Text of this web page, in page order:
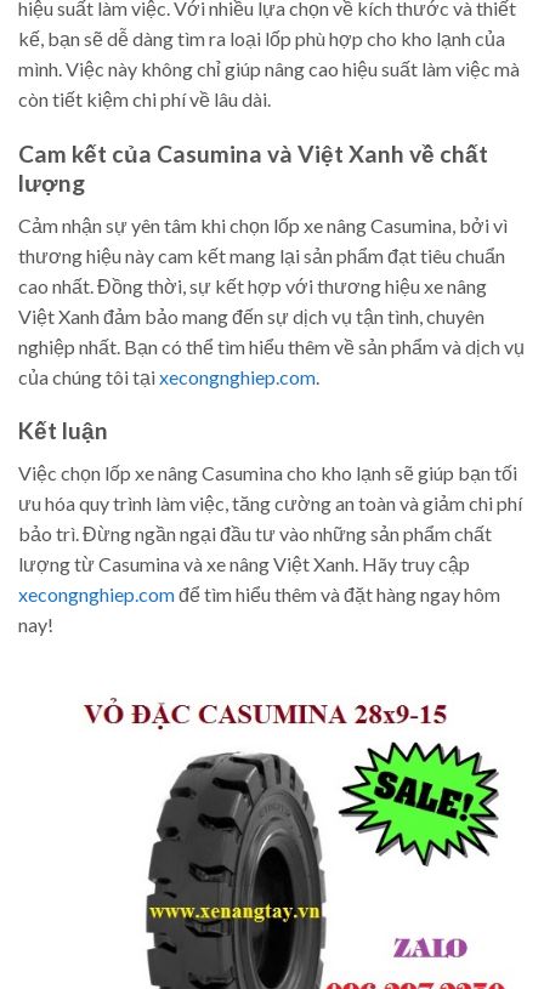
hiệu suất làm việc. Với nhiều lựa chọn về kích thước và thiết
kế, bạn sẽ dễ dàng tìm ra loại lốp phù hợp cho kho lạnh của
mình. Việc này không chỉ giúp nâng cao hiệu suất làm việc mà
còn tiết kiệm chi phí về lâu dài.
Cam kết của Casumina và Việt Xanh về chất
lượng
Cảm nhận sự yên tâm khi chọn lốp xe nâng Casumina, bởi vì
thương hiệu này cam kết mang lại sản phẩm đạt tiêu chuẩn
cao nhất. Đồng thời, sự kết hợp với thương hiệu xe nâng
Việt Xanh đảm bảo mang đến sự dịch vụ tận tình, chuyên
nghiệp nhất. Bạn có thể tìm hiểu thêm về sản phẩm và dịch vụ
của chúng tôi tạixecongnghiep.com
Kết luận
Việc chọn lốp xe nâng Casumina cho kho lạnh sẽ giúp bạn tối
ưu hóa quy trình làm việc, tăng cường an toàn và giảm chi phí
bảo trì. Đừng ngần ngại đầu tư vào những sản phẩm chất
lượng từ Casumina và xe nâng Việt Xanh. Hãy truy cập
xecongnghiep.comđể tìm hiểu thêm và đặt hàng ngay hôm
nay!